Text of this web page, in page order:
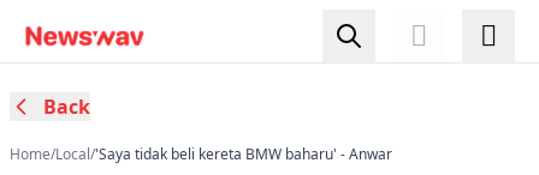
Back
Home/Local/'Saya tidak beli kereta BMW baharu' - Anwar